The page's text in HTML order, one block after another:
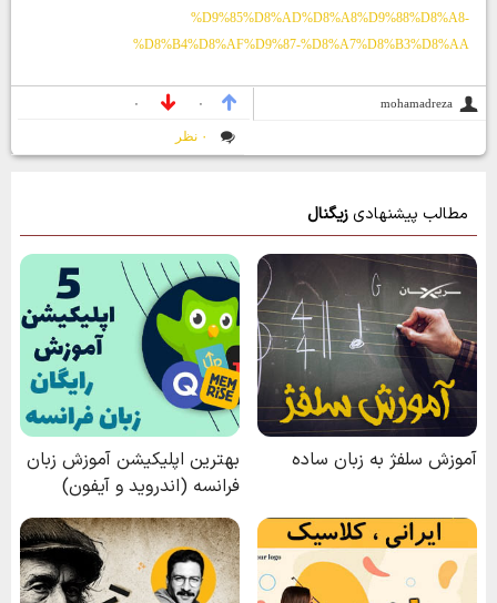
%D9%85%D8%AD%D8%A8%D9%88%D8%A8-
%D8%B4%D8%AF%D9%87-%D8%A7%D8%B3%D8%AA
mohamadreza ۰ ۰
۰ نظر